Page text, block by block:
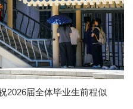
届全体毕业生前程似